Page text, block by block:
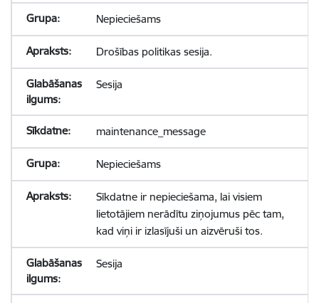
Nepieciešams
Drošības politikas sesija.
Sesija
maintenance_message
Nepieciešams
Sīkdatne ir nepieciešama, lai visiem
lietotājiem nerādītu ziņojumus pēc tam,
kad viņi ir izlasījuši un aizvēruši tos.
Sesija